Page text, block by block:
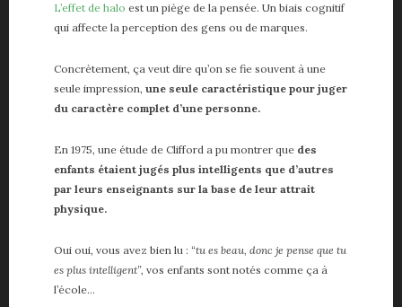
L’effet de halo est un piège de la pensée. Un biais cognitif
qui affecte la perception des gens ou de marques.
Concrètement, ça veut dire qu’on se fie souvent à une
seule impression, une seule caractéristique pour juger
du caractère complet d’une personne.
En 1975, une étude de Clifford a pu montrer que des
enfants étaient jugés plus intelligents que d’autres
par leurs enseignants sur la base de leur attrait
physique.
Oui oui, vous avez bien lu : “tu es beau, donc je pense que tu
es plus intelligent”, vos enfants sont notés comme ça à
l’école…